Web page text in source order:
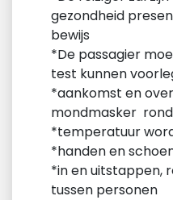
gezondheid
bewijs
*De passagier
test kunnen
*aankomst en
mondmasker
*temperatuur
*handen en
*in en uitstappen,
tussen personen